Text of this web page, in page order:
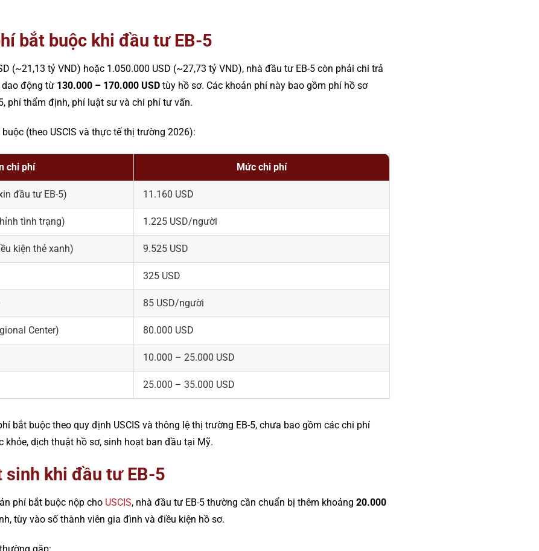
bắt buộc khi đầu tư EB-5
(~21,13 tỷ VND) hoặc 1.050.000 USD (~27,73 tỷ VND), nhà đầu tư EB-5 còn phải chi trả
động từ 130.000 – 170.000 USD tùy hồ sơ. Các khoản phí này bao gồm phí hồ sơ
phí thẩm định, phí luật sư và chi phí tư vấn.
(theo USCIS và thực tế thị trường 2026):
chi phí Mức chi phí
đầu tư EB-5) 11.160 USD
tình trạng) 1.225 USD/người
kiện thẻ xanh) 9.525 USD
325 USD
85 USD/người
Center) 80.000 USD
10.000 – 25.000 USD
25.000 – 35.000 USD
bắt buộc theo quy định USCIS và thông lệ thị trường EB-5, chưa bao gồm các chi phí
khỏe, dịch thuật hồ sơ, sinh hoạt ban đầu tại Mỹ.
sinh khi đầu tư EB-5
phí bắt buộc nộp cho USCIS, nhà đầu tư EB-5 thường cần chuẩn bị thêm khoảng 20.000
tùy vào số thành viên gia đình và điều kiện hồ sơ.